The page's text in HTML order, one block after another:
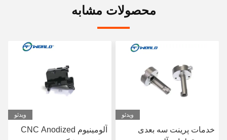
محصولات مشابه
ویدئو
آلومینیوم CNC Anodized
ویدئو
سفارشی سندبلاست حکاکی